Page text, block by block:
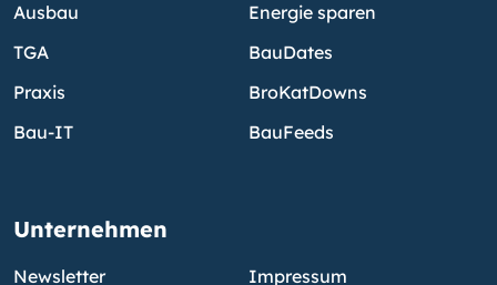
Ausbau
TGA
Praxis
Bau-IT
Energie sparen
BauDates
BroKatDowns
BauFeeds
Unternehmen
Newsletter Impressum